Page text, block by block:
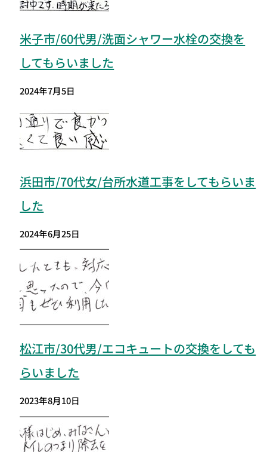
米子市/60代男/洗面シャワー水栓の交換を
してもらいました
2024年7月5日
浜田市/70代女/台所水道工事をしてもらいま
した
2024年6月25日
松江市/30代男/エコキュートの交換をしても
らいました
2023年8月10日